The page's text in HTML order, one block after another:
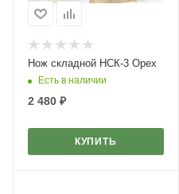
Нож складной НСК-3 Орех
Есть в наличии
2 480 ₽
КУПИТЬ